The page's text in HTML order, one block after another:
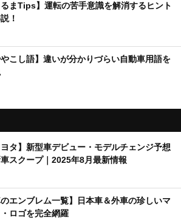
るまTips】運転の苦手意識を解消するヒント
！
やこし語】違いが分かりづらい自動車用語を
ヨタ】新型車デビュー・モデルチェンジ予想
車スクープ｜2025年8月最新情報
のエンブレム一覧】日本車＆外車の珍しいマ
ロゴを完全網羅